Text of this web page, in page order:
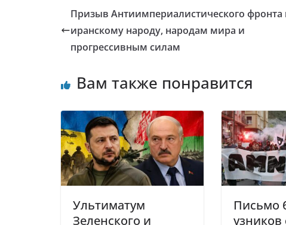
Призыв Антиимпериалистического фронта
иранскому народу, народам мира и
прогрессивным силам
Вам также понравится
Ультиматум
Зеленского и
Письмо
узников